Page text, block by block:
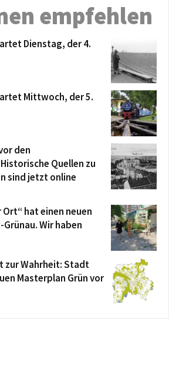
empfehlen
Dienstag, der 4.
Mittwoch, der 5.
den
Quellen zu
sind jetzt online
hat einen neuen
Wir haben
zur Wahrheit: Stadt
Masterplan Grün vor